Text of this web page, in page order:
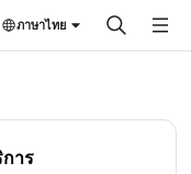
ภาษาไทย
าร